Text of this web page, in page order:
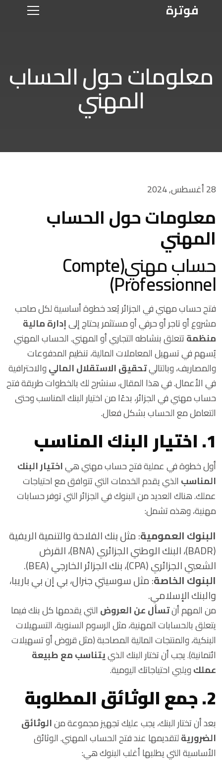
فوترة
معلومات حول الحساب
المهني
28 أغسطس, 2024
معلومات حول الحساب
المهني
حساب مهني(Compte
Professionnel)
فتح حساب مهني في الجزائر يُعد خطوة أساسية لكل صاحب
مشروع أو تاجر أو حرفي أو مستثمر يحتاج إلىإدارة مالية
منظمةتتعلق بنشاطه التجاري أو المهني. الحساب المهني
يُسهم في تسهيل المعاملات المالية، تنظيم المدفوعات
والمصاريف، وبالتاليتحقيق الاستقلال الماليوالاحترافية
في الأعمال. في هذا المقال، سنشرح لك بالخطوات طريقة فتح
حساب مهني في الجزائر، بدءًا من اختيار البنك المناسب وحتى
التعامل مع الحساب بشكل فعال.
1. اختيار البنك المناسب
أول خطوة في عملية فتح حساب مهني هياختيار البنك
المناسب الذي يقدم الخدمات التي تتوافق مع احتياجات
عملك. هناك العديد من البنوك في الجزائر التي توفر حسابات
مهنية، وهذه تشمل:
البنوك العمومية: مثل بنك الفلاحة والتنمية الريفية
(BADR)، البنك الوطني الجزائري (BNA)، القرض
الشعبي الجزائري (CPA)، بنك الجزائر الخارجي (BEA).
البنوك الخاصة: مثل سوسيتي جنرال، بي إن بي باريبا،
والبنك الإسلامي.
من المهم أنتسأل عن العروض التي يقدمها كل بنك فيما
يتعلق بالحسابات المهنية، مثل الرسوم السنوية، التسهيلات
البنكية، والمنتجات المالية المصاحبة (مثل قروض أو تسهيلات
ائتمانية). يجب أن تختار البنك الذييتناسب مع طبيعة
عملكويلبي احتياجاتك اليومية.
2. جمع الوثائق المطلوبة
بعد أن تختار البنك، يجب عليك تجهيز مجموعة منالوثائق
الضروريةلتقديمها عند فتح الحساب المهني. الوثائق
الأساسية التي يطلبها أغلب البنوك هي: